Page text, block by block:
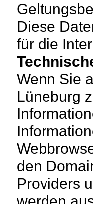
Diese
für die
Wenn Sie
Lüneburg
den
Providers
werden